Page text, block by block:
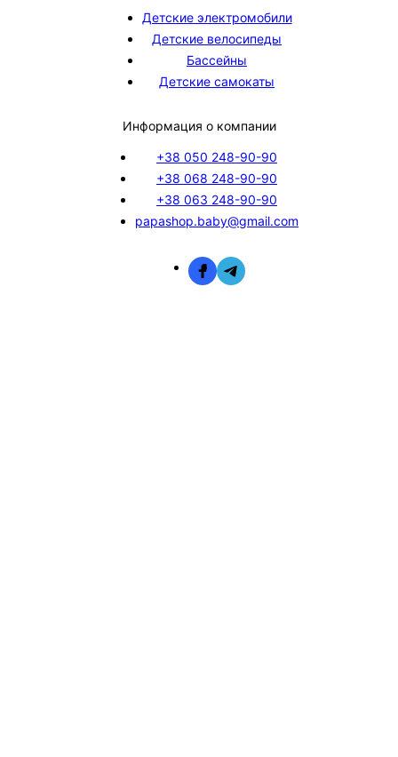
Детские электромобили
Детские велосипеды
Бассейны
Детские самокаты
Информация о компании
+38 050 248-90-90
+38 068 248-90-90
+38 063 248-90-90
papashop.baby@gmail.com